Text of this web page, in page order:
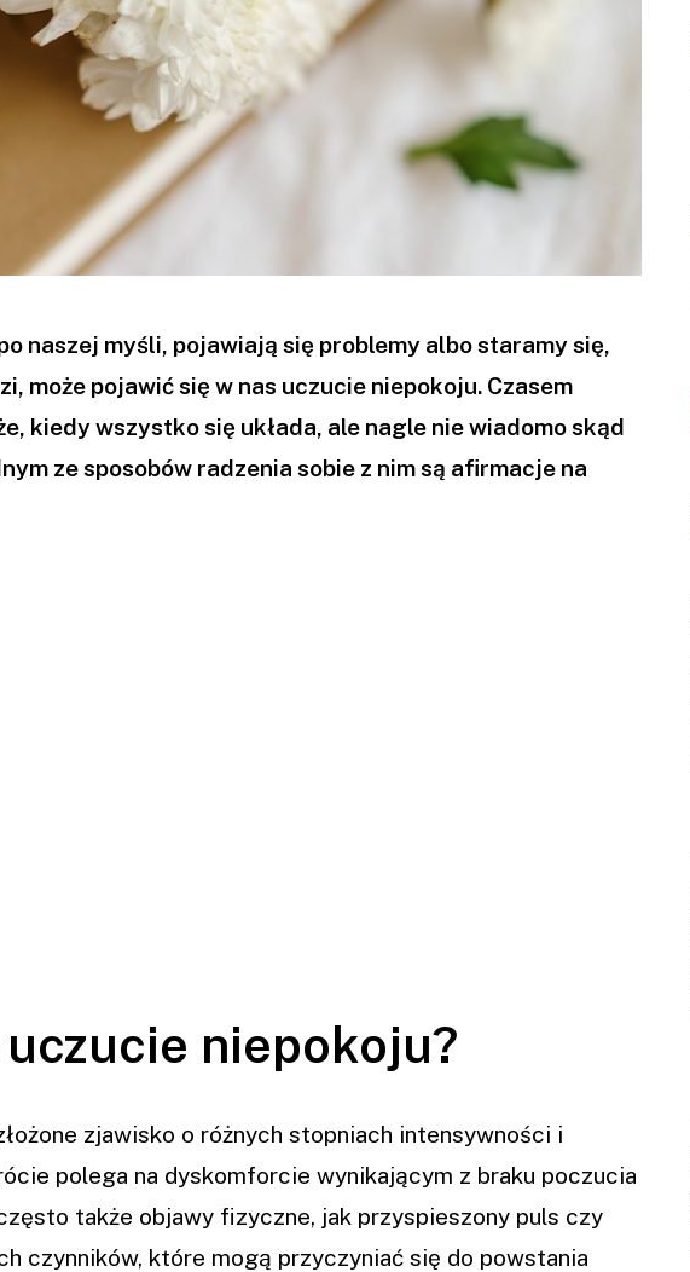
naszej myśli, pojawiają się problemy albo staramy się,
może pojawić się w nas uczucie niepokoju. Czasem
kiedy wszystko się układa, ale nagle nie wiadomo skąd
ze sposobów radzenia sobie z nim są afirmacje na
niepokoju?
zjawisko o różnych stopniach intensywności i
polega na dyskomforcie wynikającym z braku poczucia
także objawy fizyczne, jak przyspieszony puls czy
czynników, które mogą przyczyniać się do powstania